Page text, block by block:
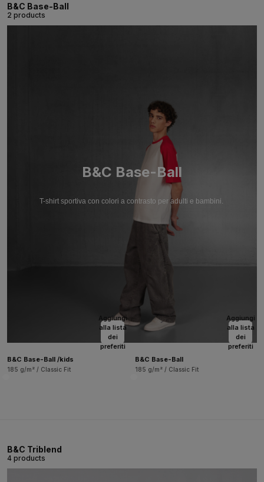
B&C Base-Ball
2 products
B&C Base-Ball
T-shirt sportiva con colori a contrasto per adulti e bambini.
Aggiungi
alla lista
dei
preferiti
B&C Base-Ball /kids
185 g/m² / Classic Fit
Aggiungi
alla lista
dei
preferiti
B&C Base-Ball
185 g/m² / Classic Fit
B&C Triblend
4 products